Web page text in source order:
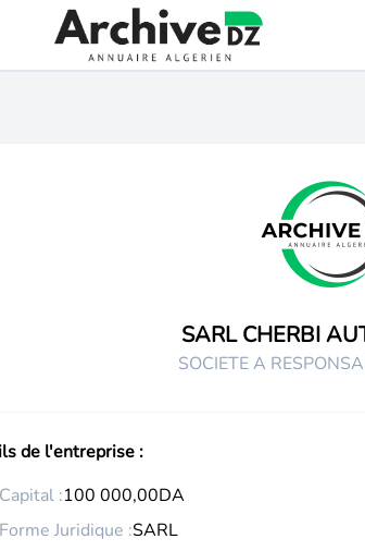
SARL CHERBI
SOCIETE A
de l'entreprise :
Capital :100 000,00DA
Forme Juridique :SARL